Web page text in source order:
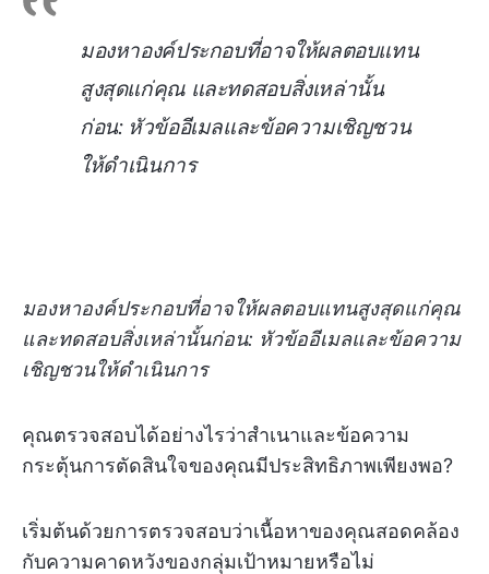
มองหาองค์ประกอบที่อาจให้ผลตอบแทน
สูงสุดแก่คุณ และทดสอบสิ่งเหล่านั้น
ก่อน: หัวข้ออีเมลและข้อความเชิญชวน
ให้ดำเนินการ
มองหาองค์ประกอบที่อาจให้ผลตอบแทนสูงสุดแก่คุณ
และทดสอบสิ่งเหล่านั้นก่อน: หัวข้ออีเมลและข้อความ
เชิญชวนให้ดำเนินการ
คุณตรวจสอบได้อย่างไรว่าสำเนาและข้อความ
กระตุ้นการตัดสินใจของคุณมีประสิทธิภาพเพียงพอ?
เริ่มต้นด้วยการตรวจสอบว่าเนื้อหาของคุณสอดคล้อง
กับความคาดหวังของกลุ่มเป้าหมายหรือไม่